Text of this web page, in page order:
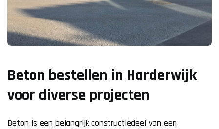
Beton bestellen in Harderwijk
voor diverse projecten
Beton is een belangrijk constructiedeel van een